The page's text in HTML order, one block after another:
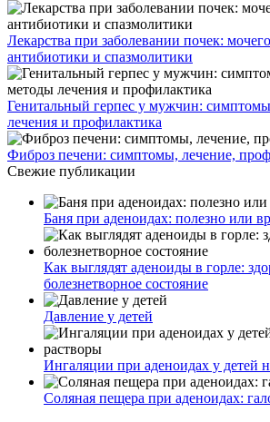
Лекарства при заболевании почек:
антибиотики и спазмолитики
Генитальный герпес у мужчин:
лечения и профилактика
Фиброз печени: симптомы, лечение,
Свежие публикации
Баня при аденоидах: полезно или
Как выглядят аденоиды в горле:
болезнетворное состояние
Давление у детей
Ингаляции при аденоидах у детей
Соляная пещера при аденоидах: